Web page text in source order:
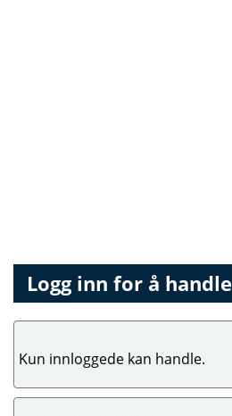
Logg inn for å handle
Kun innloggede kan handle.